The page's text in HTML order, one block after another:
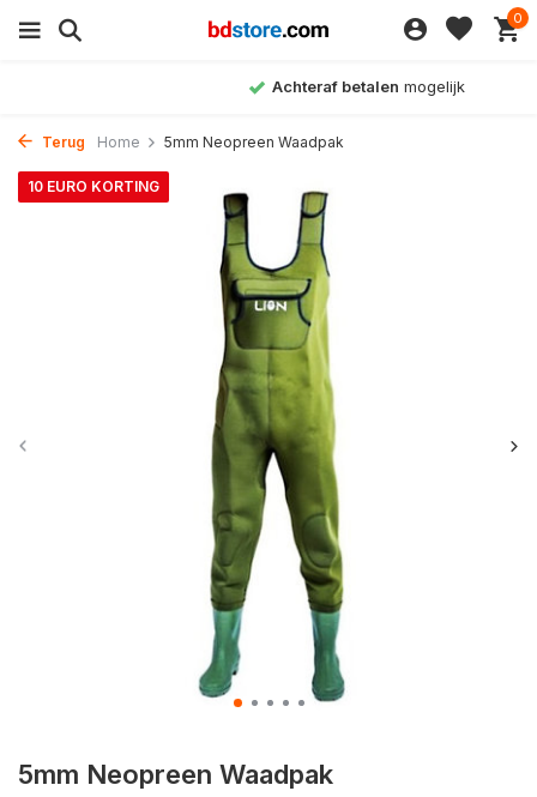
0
Achteraf betalenmogelijk
Terug Home 5mm Neopreen Waadpak
5mm Neopreen Waadpak
10 EURO KORTING